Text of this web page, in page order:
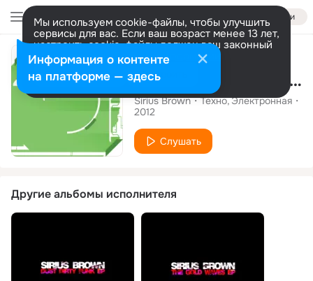
Войти
Мы используем cookie-файлы, чтобы улучшить
сервисы для вас. Если ваш возраст менее 13 лет,
настроить cookie-файлы должен ваш законный
представитель. Больше информации
Разрешить все Настроить
Альбом
The Last Messenger EP
Sirius Brown Техно Электронная
2012
Слушать
Другие альбомы исполнителя
Информация о контенте
на платформе — здесь